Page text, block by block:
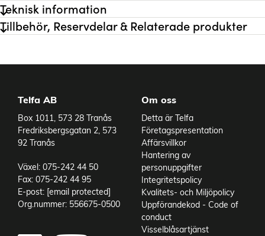
Flödeskurva
Systemtryck max
20 bar
Bypass
Nej
Material Pumpkammare
Grafit
Material Vingar
Grafit
Varvtal
1450 rpm
Temperaturområde till
70 °C
Vikt
2,1 kg
Teknisk information
Tillbehör, Reservdelar & Relaterade produkter
Varianter
Telfa AB
Box 1011, 573 28 Tranås
Fredriksbergsgatan 2, 573
92 Tranås
Växel: 075-242 44 50
Fax: 075-242 44 95
E-post: [email protected]
Org.nummer: 556675-0500
Om oss
Detta är Telfa
Företagspresentation
Affärsvillkor
Hantering av
personuppgifter
Integritetspolicy
Kvalitets- och Miljöpolicy
Uppförandekod - Code of
conduct
Visselblåsartjänst